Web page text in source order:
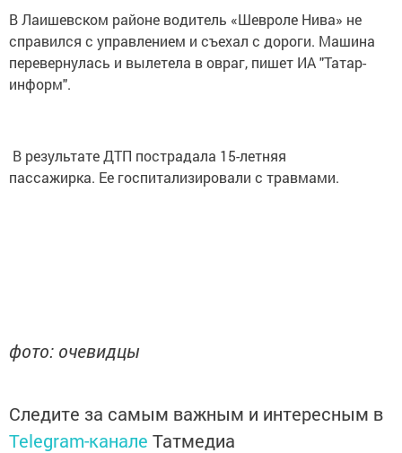
В Лаишевском районе водитель «Шевроле Нива» не
справился с управлением и съехал с дороги. Машина
перевернулась и вылетела в овраг, пишет ИА "Татар-
информ".
В результате ДТП пострадала 15-летняя
пассажирка. Ее госпитализировали с травмами.
фото: очевидцы
Следите за самым важным и интересным в
Telegram-канале Татмедиа